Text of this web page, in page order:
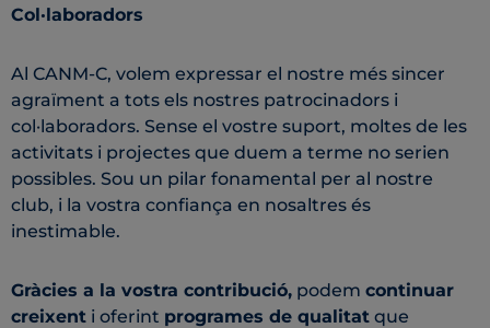
Col·laboradors
Al CANM-C, volem expressar el nostre més sincer
agraïment a tots els nostres patrocinadors i
col·laboradors. Sense el vostre suport, moltes de les
activitats i projectes que duem a terme no serien
possibles. Sou un pilar fonamental per al nostre
club, i la vostra confiança en nosaltres és
inestimable.
Gràcies a la vostra contribució, podem continuar
creixent i oferint programes de qualitat que